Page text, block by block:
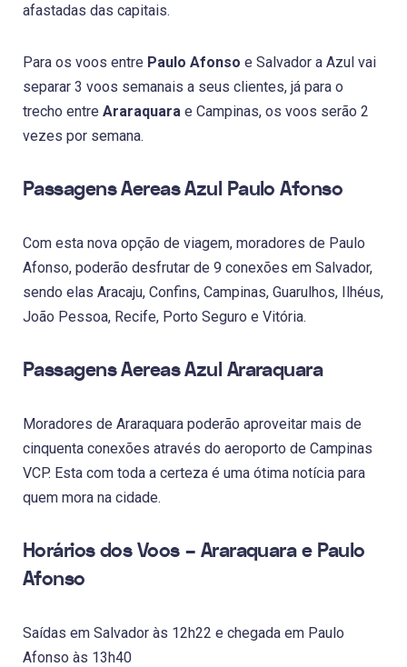
afastadas das capitais.
Para os voos entre Paulo Afonso e Salvador a Azul vai
separar 3 voos semanais a seus clientes, já para o
trecho entre Araraquara e Campinas, os voos serão 2
vezes por semana.
Passagens Aereas Azul Paulo Afonso
Com esta nova opção de viagem, moradores de Paulo
Afonso, poderão desfrutar de 9 conexões em Salvador,
sendo elas Aracaju, Confins, Campinas, Guarulhos, Ilhéus,
João Pessoa, Recife, Porto Seguro e Vitória.
Passagens Aereas Azul Araraquara
Moradores de Araraquara poderão aproveitar mais de
cinquenta conexões através do aeroporto de Campinas
VCP. Esta com toda a certeza é uma ótima notícia para
quem mora na cidade.
Horários dos Voos – Araraquara e Paulo
Afonso
Saídas em Salvador às 12h22 e chegada em Paulo
Afonso às 13h40